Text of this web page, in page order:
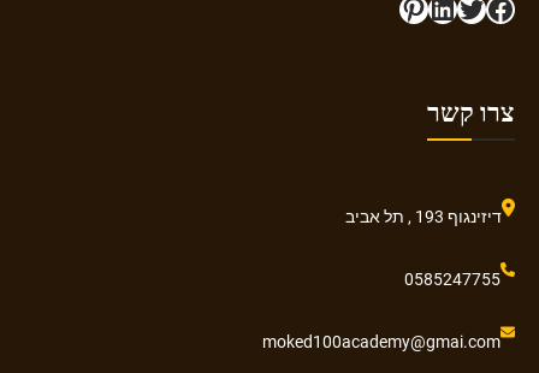
Facebook
Twitter
LinkedIn
Pinterest
צרו קשר
דיזינגוף 193 , תל אביב
0585247755
moked100academy@gmai.com